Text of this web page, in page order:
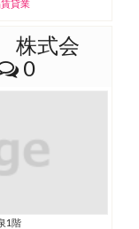
貸業
株式会
0
1階